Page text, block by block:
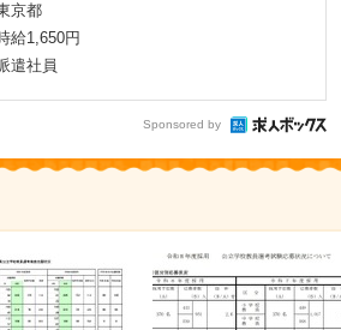
京都
給1,650円
遣社員
Sponsored by